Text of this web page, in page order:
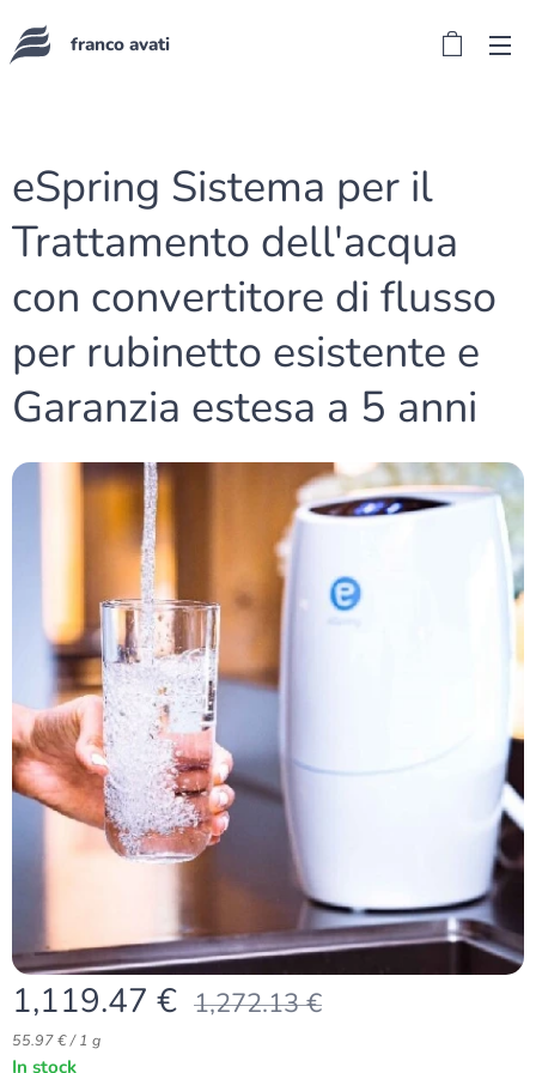
franco avati
eSpring Sistema per il
Trattamento dell'acqua
con convertitore di flusso
per rubinetto esistente e
Garanzia estesa a 5 anni
1,119.47 € 1,272.13€
55.97 € / 1 g
In stock